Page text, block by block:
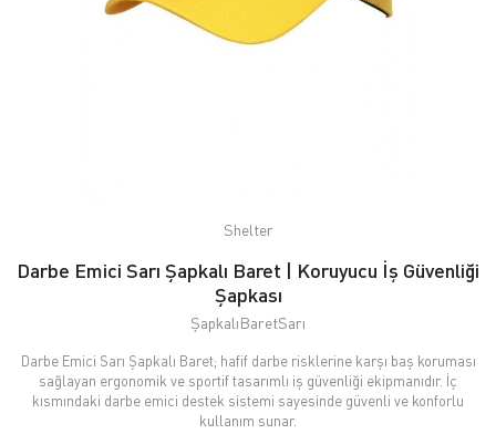
Shelter
Darbe Emici Sarı Şapkalı Baret | Koruyucu İş Güvenliği
Şapkası
ŞapkalıBaretSarı
Darbe Emici Sarı Şapkalı Baret; hafif darbe risklerine karşı baş koruması
sağlayan ergonomik ve sportif tasarımlı iş güvenliği ekipmanıdır. İç
kısmındaki darbe emici destek sistemi sayesinde güvenli ve konforlu
kullanım sunar.